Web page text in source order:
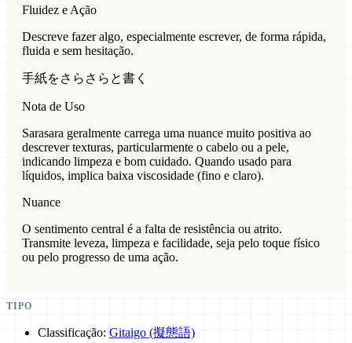
Fluidez e Ação
Descreve fazer algo, especialmente escrever, de forma rápida,
fluida e sem hesitação.
手紙をさらさらと書く
Nota de Uso
Sarasara geralmente carrega uma nuance muito positiva ao
descrever texturas, particularmente o cabelo ou a pele,
indicando limpeza e bom cuidado. Quando usado para
líquidos, implica baixa viscosidade (fino e claro).
Nuance
O sentimento central é a falta de resistência ou atrito.
Transmite leveza, limpeza e facilidade, seja pelo toque físico
ou pelo progresso de uma ação.
TIPO
Classificação: Gitaigo (擬態語)